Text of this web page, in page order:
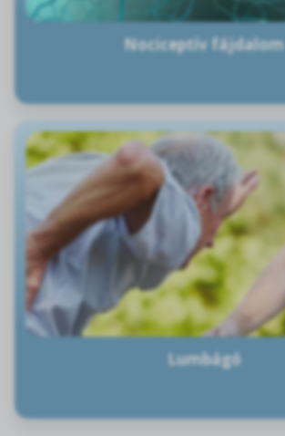
Nociceptív fájdalom
Lumbágó